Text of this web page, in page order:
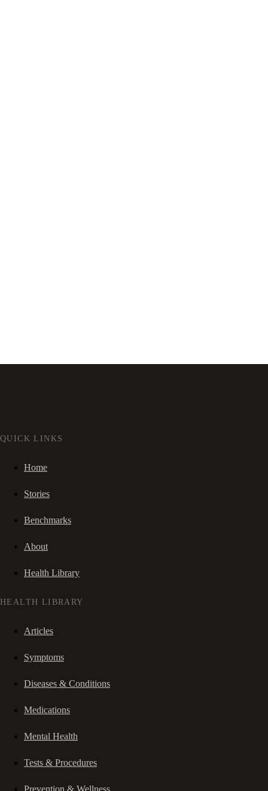
QUICK LINKS
Home
Stories
Benchmarks
About
Health Library
HEALTH LIBRARY
Articles
Symptoms
Diseases & Conditions
Medications
Mental Health
Tests & Procedures